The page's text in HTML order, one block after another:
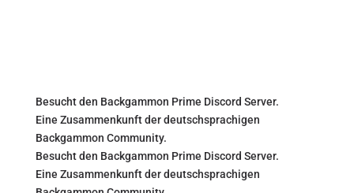
Besucht den Backgammon Prime Discord Server.
Eine Zusammenkunft der deutschsprachigen
Backgammon Community.
Besucht den Backgammon Prime Discord Server.
Eine Zusammenkunft der deutschsprachigen